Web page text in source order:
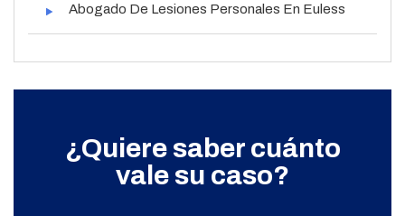
Abogado De Lesiones Personales En Euless
¿Quiere saber cuánto
vale su caso?